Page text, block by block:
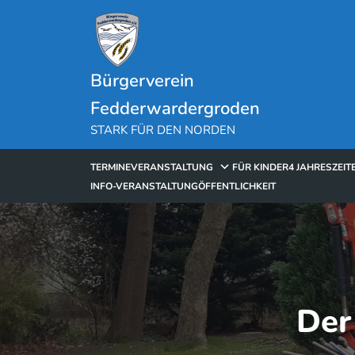
Bürgerverein
Fedderwardergroden
STARK FÜR DEN NORDEN
TERMINEVERANSTALTUNG FÜR KINDER4
INFO-VERANSTALTUNGÖFFENTLICHKEIT